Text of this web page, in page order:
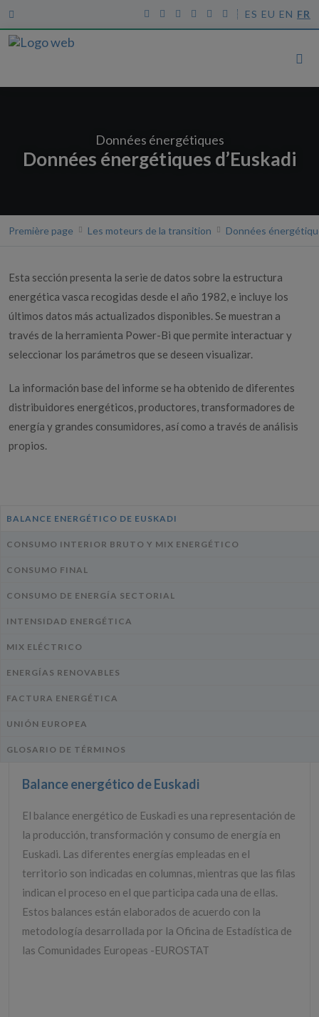
ES EU EN FR
Données énergétiques
Données énergétiques d’Euskadi
Première page Les moteurs de la transition Données
Esta sección presenta la serie de datos sobre la estructura
energética vasca recogidas desde el año 1982, e incluye los
últimos datos más actualizados disponibles. Se muestran a
través de la herramienta Power-Bi que permite interactuar y
seleccionar los parámetros que se deseen visualizar.
La información base del informe se ha obtenido de diferentes
distribuidores energéticos, productores, transformadores de
energía y grandes consumidores, así como a través de análisis
propios.
BALANCE ENERGÉTICO DE EUSKADI
CONSUMO INTERIOR BRUTO Y MIX ENERGÉTICO
CONSUMO FINAL
CONSUMO DE ENERGÍA SECTORIAL
INTENSIDAD ENERGÉTICA
MIX ELÉCTRICO
ENERGÍAS RENOVABLES
FACTURA ENERGÉTICA
UNIÓN EUROPEA
GLOSARIO DE TÉRMINOS
Balance energético de Euskadi
El balance energético de Euskadi es una representación de
la producción, transformación y consumo de energía en
Euskadi. Las diferentes energías empleadas en el
territorio son indicadas en columnas, mientras que las filas
indican el proceso en el que participa cada una de ellas.
Estos balances están elaborados de acuerdo con la
metodología desarrollada por la Oficina de Estadística de
las Comunidades Europeas -EUROSTAT